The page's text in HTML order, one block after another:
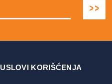
USLOVI KORIŠĆENJA